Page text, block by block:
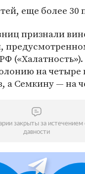
еще более 30
признали
на четыре
а Семкину — на
закрыты за истечением
давности